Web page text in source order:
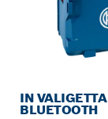
IN
BLUETOOTH